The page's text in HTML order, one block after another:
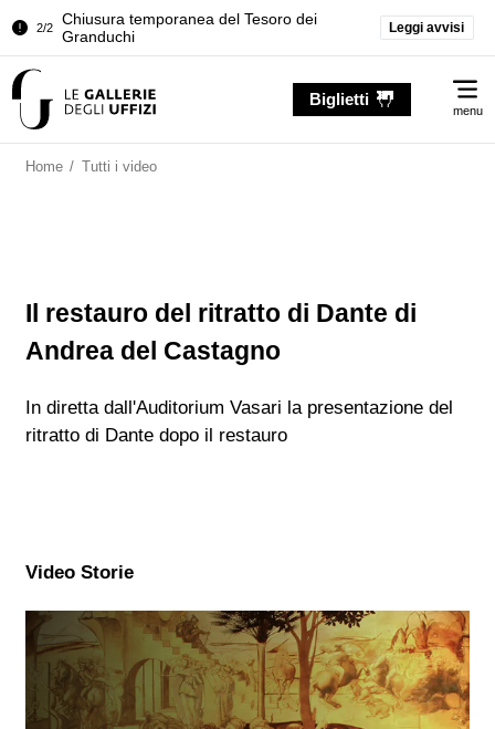
2/2
Chiusura temporanea del Tesoro dei
Granduchi
Sala dell'Iliade
Granduchi
Leggi avvisi
Biglietti
menu
Home / Tutti i video
Il restauro del ritratto di Dante di
Andrea del Castagno
In diretta dall'Auditorium Vasari la presentazione del
ritratto di Dante dopo il restauro
Video Storie